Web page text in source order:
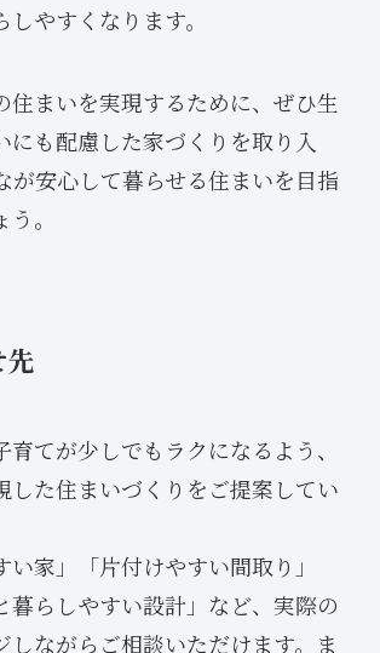
やすくなります。
住まいを実現するために、ぜひ生
にも配慮した家づくりを取り入
が安心して暮らせる住まいを目指
。
先
てが少しでもラクになるよう、
した住まいづくりをご提案してい
い家」「片付けやすい間取り」
暮らしやすい設計」など、実際の
しながらご相談いただけます。ま